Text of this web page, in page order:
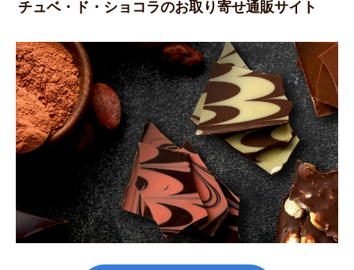
チュベ・ド・ショコラのお取り寄せ通販サイト